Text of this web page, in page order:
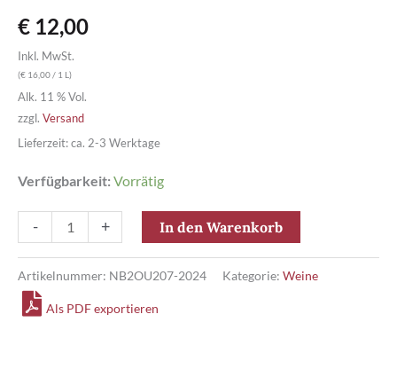
€ 12,00
Inkl. MwSt.
(€ 16,00/ 1 L)
Alk. 11 % Vol.
zzgl. Versand
Lieferzeit: ca. 2-3 Werktage
Verfügbarkeit: Vorrätig
-
Muskateller
QW
halbtrocken
+ In den Warenkorb
Artikelnummer: NB2OU207-2024 Kategorie: Weine
Als PDF exportieren